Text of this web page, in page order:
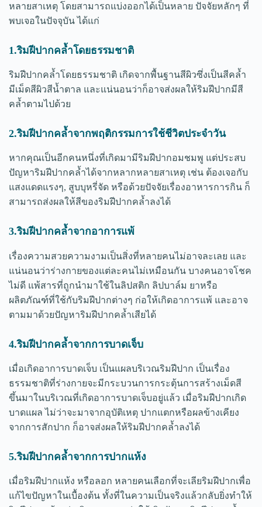
หลายสาเหตุ โดยสามารถแบ่งออกได้เป็นหลาย ปัจจัยหลักๆ ที่
พบเจอในปัจจุบัน ได้แก่
1.ริมฝีปากคล้ำโดยธรรมชาติ
ริมฝีปากคล้ำโดยธรรมชาติ เกิดจากพื้นฐานสีผิวซึ่งเป็นสีคล้ำ
มีเม็ดสีผิวสีน้ำตาล และแน่นอนว่าก็อาจส่งผลให้ริมฝีปากมีสี
คล้ำตามไปด้วย
2.ริมฝีปากคล้ำจากพฤติกรรมการใช้ชีวิตประจำวัน
หากคุณเป็นอีกคนหนึ่งที่เกิดมามีริมฝีปากอมชมพู แต่ประสบ
ปัญหาริมฝีปากคล้ำได้จากหลากหลายสาเหตุ เช่น ต้องเจอกับ
แสงแดดแรงๆ, สูบบุหรี่จัด หรือด้วยปัจจัยเรื่องอาหารการกิน ก็
สามารถส่งผลให้สีของริมฝีปากคล้ำลงได้
3.ริมฝีปากคล้ำจากอาการแพ้
เรื่องความสวยความงามเป็นสิ่งที่หลายคนไม่อาจละเลย และ
แน่นอนว่าร่างกายของแต่ละคนไม่เหมือนกัน บางคนอาจโชค
ไม่ดี แพ้สารที่ถูกนำมาใช้ในลิปสติก ลิปบาล์ม ยาหรือ
ผลิตภัณฑ์ที่ใช้กับริมฝีปากต่างๆ ก่อให้เกิดอาการแพ้ และอาจ
ตามมาด้วยปัญหาริมฝีปากคล้ำเสียได้
4.ริมฝีปากคล้ำจากการบาดเจ็บ
เมื่อเกิดอาการบาดเจ็บ เป็นแผลบริเวณริมฝีปาก เป็นเรื่อง
ธรรมชาติที่ร่างกายจะมีกระบวนการกระตุ้นการสร้างเม็ดสี
ขึ้นมาในบริเวณที่เกิดอาการบาดเจ็บอยู่แล้ว เมื่อริมฝีปากเกิด
บาดแผล ไม่ว่าจะมาจากอุบัติเหตุ ปากแตกหรือผลข้างเคียง
จากการสักปาก ก็อาจส่งผลให้ริมฝีปากคล้ำลงได้
5.ริมฝีปากคล้ำจากการปากแห้ง
เมื่อริมฝีปากแห้ง หรือลอก หลายคนเลือกที่จะเลียริมฝีปากเพื่อ
แก้ไขปัญหาในเบื้องต้น ทั้งที่ในความเป็นจริงแล้วกลับยิ่งทำให้